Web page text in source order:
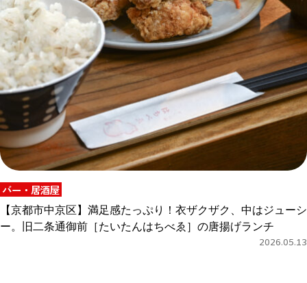
バー・居酒屋
【京都市中京区】満足感たっぷり！衣ザクザク、中はジューシ
ー。旧二条通御前［たいたんはちべゑ］の唐揚げランチ
2026.05.13